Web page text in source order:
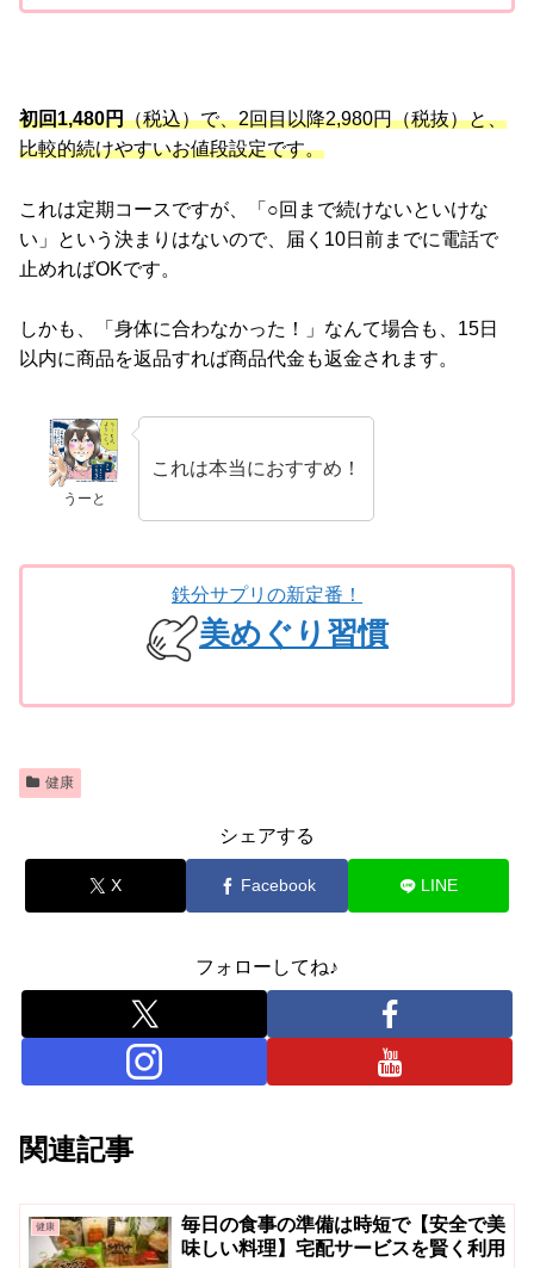
初回1,480円（税込）で、2回目以降2,980円（税抜）と、
比較的続けやすいお値段設定です。
これは定期コースですが、「○回まで続けないといけな
い」という決まりはないので、届く10日前までに電話で
止めればOKです。
しかも、「身体に合わなかった！」なんて場合も、15日
以内に商品を返品すれば商品代金も返金されます。
うーと
これは本当におすすめ！
鉄分サプリの新定番！
美めぐり習慣
健康
シェアする
X Facebook LINE
フォローしてね♪
関連記事
健康
毎日の食事の準備は時短で【安全で美
味しい料理】宅配サービスを賢く利用